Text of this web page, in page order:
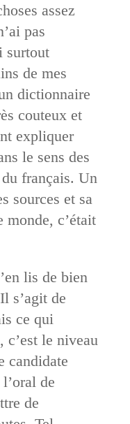
assez
pas
surtout
de mes
dictionnaire
couteux et
expliquer
le sens des
français. Un
sources et sa
monde, c’était
lis de bien
s’agit de
ce qui
c’est le niveau
candidate
de
de